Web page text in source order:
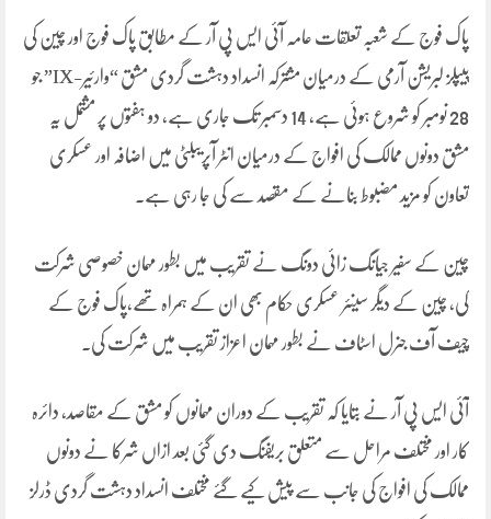
پاک فوج کے شعبہ تعلقات عامہ آئی ایس پی آر کے مطابق پاک فوج اور چین کی
پیپلز لبریشن آرمی کے درمیان مشترکہ انسداد دہشت گردی مشق “وارئیر-IX” جو
28 نومبر کو شروع ہوئی ہے، 14 دسمبر تک جاری ہے، دو ہفتوں پر مشتمل یہ
مشق دونوں ممالک کی افواج کے درمیان انٹر آپریبلٹی میں اضافہ اور عسکری
تعاون کو مزید مضبوط بنانے کے مقصد سے کی جا رہی ہے۔
چین کے سفیر جیانگ زائی دونگ نے تقریب میں بطور مہمان خصوصی شرکت
کی، چین کے دیگر سینئر عسکری حکام بھی ان کے ہمراہ تھے،پاک فوج کے
چیف آف جنرل اسٹاف نے بطور مہمان اعزاز تقریب میں شرکت کی۔
آئی ایس پی آر نے بتایا کہ تقریب کے دوران مہمانوں کو مشق کے مقاصد، دائرہ
کار اور مختلف مراحل سے متعلق بریفنگ دی گئی بعد ازاں شرکا نے دونوں
ممالک کی افواج کی جانب سے پیش کیے گئے مختلف انسداد دہشت گردی ڈرلز